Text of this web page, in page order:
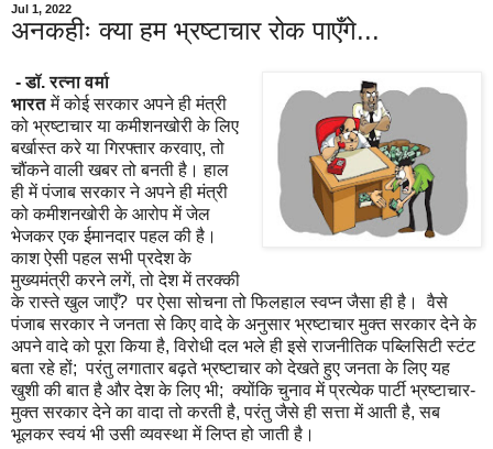
Jul 1, 2022
अनकहीः क्या हम भ्रष्टाचार रोक पाएँगे...
-डॉ. रत्ना वर्मा
भारतमें कोई सरकार अपने ही मंत्री
को भ्रष्टाचार या कमीशनखोरी के लिए
बर्खास्त करे या गिरफ्तार करवाए,तो
चौंकने वाली खबर तो बनती है। हाल
ही में पंजाब सरकार ने अपने ही मंत्री
को कमीशनखोरी के आरोप में जेल
भेजकर एक ईमानदार पहल की है।
काश ऐसी पहल सभी प्रदेश के
मुख्यमंत्री करने लगें,तो देश में तरक्की
के रास्ते खुल जाएँ?पर ऐसा सोचना तो फिलहाल स्वप्न जैसा ही है। वैसे
पंजाब सरकार ने जनता से किए वादे के अनुसार भ्रष्टाचार मुक्त सरकार देने के
अपने वादे को पूरा किया है,विरोधी दल भले ही इसे राजनीतिक पब्लिसिटी स्टंट
बता रहे हों;परंतु लगातार बढ़ते भ्रष्टाचार को देखते हुए जनता के लिए यह
खुशी की बात है और देश के लिए भी;क्योंकि चुनाव में प्रत्येक पार्टी भ्रष्टाचार-
मुक्त सरकार देने का वादा तो करती है,परंतु जैसे ही सत्ता में आती है,सब
भूलकर स्वयं भी उसी व्यवस्था में लिप्त हो जाती है।